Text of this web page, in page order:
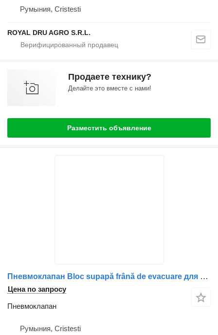
Румыния, Cristesti
ROYAL DRU AGRO S.R.L.
Продаете технику?
Делайте это вместе с нами!
Разместить объявление
Пневмоклапан Bloc supapă frână de evacuare для грузовика Renault – Coduri: 20574700, 21452473, 21596642, 20574690, 20713422, 20715668, 7421596642
Цена по запросу
Пневмоклапан
Румыния, Cristesti